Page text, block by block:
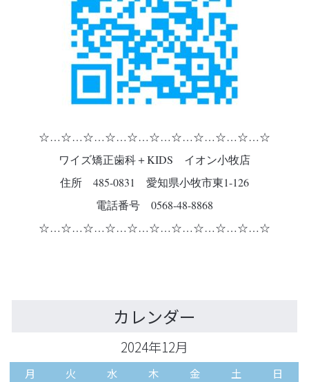
☆…☆…☆…☆…☆…☆…☆…☆…☆…☆…☆
ワイズ矯正歯科＋KIDS イオン小牧店
住所 485-0831 愛知県小牧市東1-126
電話番号 0568-48-8868
☆…☆…☆…☆…☆…☆…☆…☆…☆…☆…☆
カレンダー
2024年12月
月 火 水 木 金 土 日